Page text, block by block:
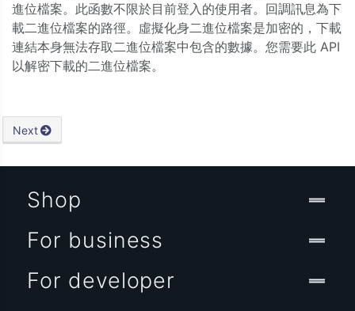
進位檔案。此函數不限於目前登入的使用者。回調訊息為下
載二進位檔案的路徑。虛擬化身二進位檔案是加密的，下載
連結本身無法存取二進位檔案中包含的數據。您需要此 API
以解密下載的二進位檔案。
Next
Shop
For business
For developer